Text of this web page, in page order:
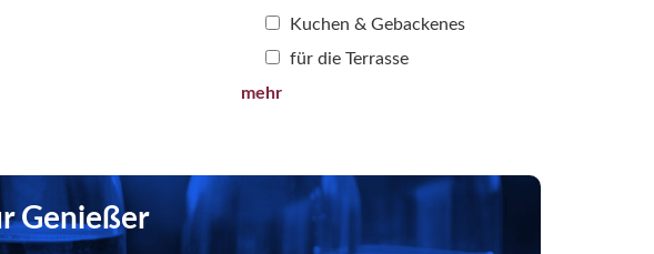
Kuchen & Gebackenes
für die Terrasse
mehr
Genießer